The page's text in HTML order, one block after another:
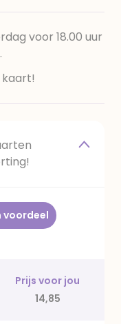
voor 18.00 uur
voordeel
Prijs voor jou
14,85